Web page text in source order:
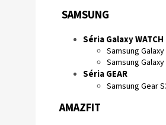
SAMSUNG
Séria Galaxy WATCH
Samsung
Samsung
Séria GEAR
Samsung Gear
AMAZFIT